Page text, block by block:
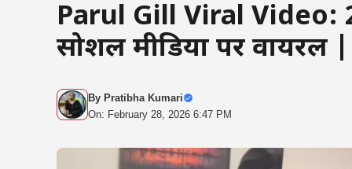
Parul Gill Viral Video:
सोशल मीडिया पर वायरल
By Pratibha Kumari
On: February 28, 2026 6:47 PM